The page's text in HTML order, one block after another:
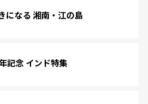
になる 湘南・江の島
記念 インド特集